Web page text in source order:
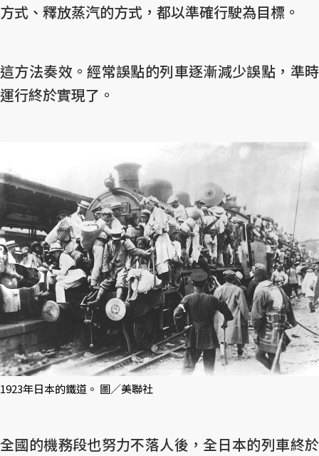
方式、釋放蒸汽的方式，都以準確行駛為目標。
這方法奏效。經常誤點的列車逐漸減少誤點，準時
運行終於實現了。
1923年日本的鐵道。 圖／美聯社
全國的機務段也努力不落人後，全日本的列車終於